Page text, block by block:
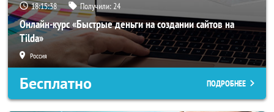
18:15:35 Получили:24
Онлайн-курс «Быстрые деньги на создании сайтов на
Tilda»
Россия
Бесплатно ПОДРОБНЕЕ